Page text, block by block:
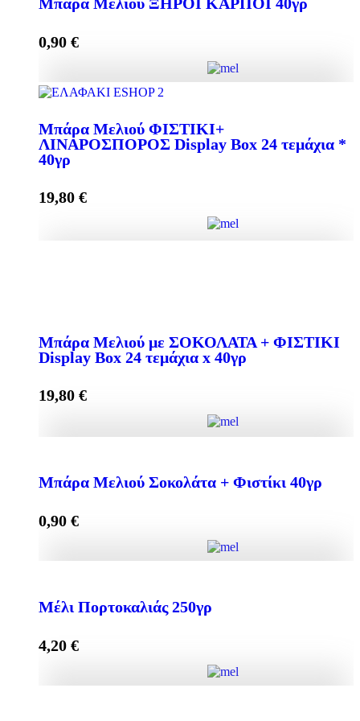
quantity
Add to cart
Μπάρα Μελιού ΞΗΡΟΙ ΚΑΡΠΟΙ 40γρ
0,90 €
Μπάρα Μελιού ΦΙΣΤΙΚΙ+
ΛΙΝΑΡΟΣΠΟΡΟΣ Display Box 24 τεμάχια *
40γρ
19,80 €
Add to cart
Mπάρα Μελιού με ΣΟΚΟΛΑΤΑ + ΦΙΣΤΙΚΙ
Display Box 24 τεμάχια x 40γρ
19,80 €
Box 24 τεμάχια x 40γρ quantity
Add to cart
Μπάρα Μελιού Σοκολάτα + Φιστίκι 40γρ
0,90 €
Μέλι Πορτοκαλιάς 250γρ
4,20 €